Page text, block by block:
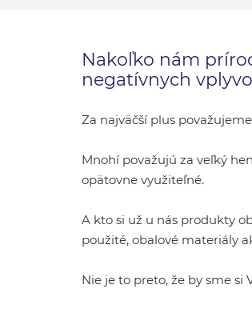
Nakoľko nám
negatívnych
Za najväčší plus
Mnohí považujú za veľký
opätovne využiteľné.
A kto si už u nás produkty
použité, obalové materiály
Nie je to preto, že by sme si